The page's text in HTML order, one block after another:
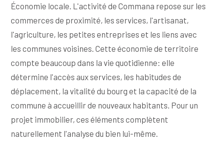
Économie locale. L'activité de Commana repose sur les
commerces de proximité, les services, l'artisanat,
l'agriculture, les petites entreprises et les liens avec
les communes voisines. Cette économie de territoire
compte beaucoup dans la vie quotidienne: elle
détermine l'accès aux services, les habitudes de
déplacement, la vitalité du bourg et la capacité de la
commune à accueillir de nouveaux habitants. Pour un
projet immobilier, ces éléments complètent
naturellement l'analyse du bien lui-même.